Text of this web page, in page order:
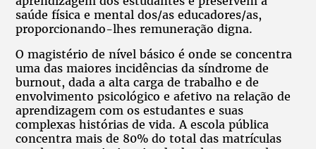
saúde física e mental dos/as educadores/as,
proporcionando-lhes remuneração digna.
O magistério de nível básico é onde se concentra
uma das maiores incidências da síndrome de
burnout, dada a alta carga de trabalho e de
envolvimento psicológico e afetivo na relação de
aprendizagem com os estudantes e suas
complexas histórias de vida. A escola pública
concentra mais de 80% do total das matrículas